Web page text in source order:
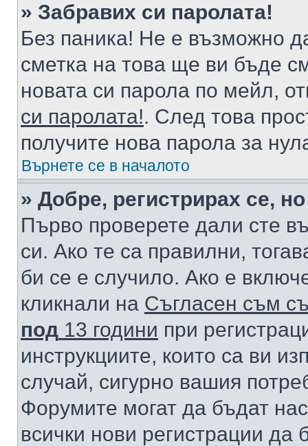
» Забравих си паролата!
Без паника! Не е възможно
сметка на това ще ви бъде
новата си парола по мейл,
си паролата!. След това
получите нова парола за
Върнете се в началото
» Добре, регистрирах се,
Първо проверете дали сте
си. Ако те са правилни,
би се е случило. Ако е
кликнали на Съгласен съм
под 13 години при
инструкциите, които са ви
случай, сигурно вашия
Форумите могат да бъдат
всички нови регистрации да